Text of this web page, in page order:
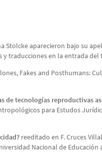
Stolcke aparecieron bajo su
y traducciones en la entrada
Fakes and Posthumans:
de tecnologías reproductivas
para Estudos
reeditado en F. Cruces
Nacional de Educación